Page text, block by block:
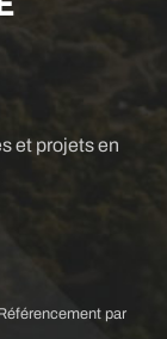
et projets en
par